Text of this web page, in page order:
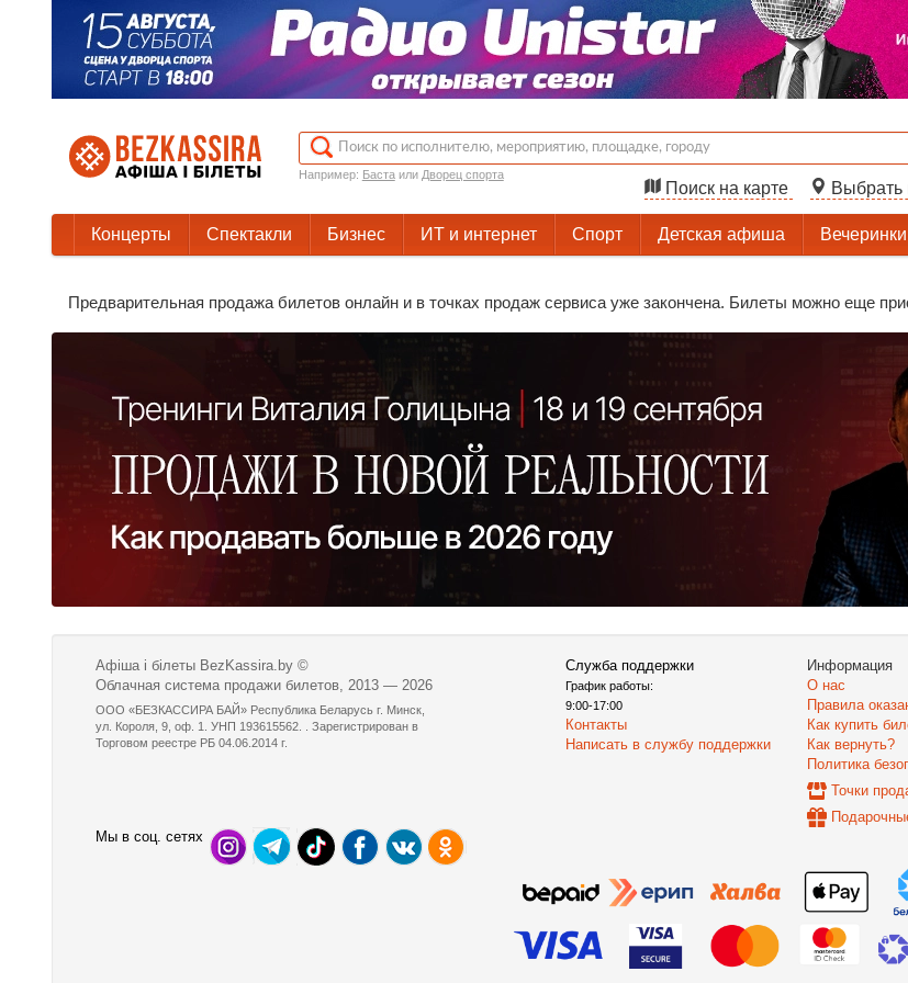
Например: Бастаили Дворец спорта
Поиск на карте Выбрать
Концерты Спектакли Бизнес ИТ и интернет Спорт Детская афиша Вечеринки
Предварительная продажа билетов онлайн и в точках продаж сервиса уже закончена. Билеты можно еще
Афіша і білеты BezKassira.by ©
Облачная система продажи билетов, 2013 — 2026
ООО «БЕЗКАССИРА БАЙ» Республика Беларусь г. Минск,
ул. Короля, 9, оф. 1. УНП 193615562. . Зарегистрирован в
Торговом реестре РБ 04.06.2014 г.
Служба поддержки
График работы:
9:00-17:00
Контакты
Написать в службу поддержки
Информация
О нас
Правила
Как купить
Как вернуть?
Политика
Точки
Мы в соц. сетях